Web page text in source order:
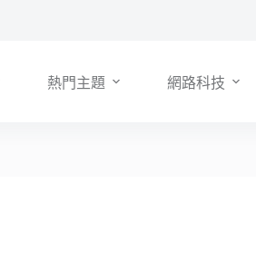
熱門主題 網路科技